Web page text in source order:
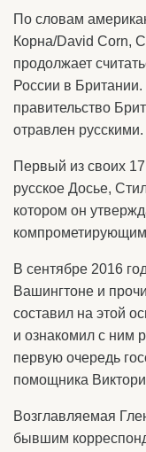
По словам
Корна/David Corn,
продолжает
России в
правительство
отравлен русскими.
Первый из своих
русское Досье,
котором он
В сентябре 2016
Вашингтоне и
составил на этой
и ознакомил с ним
первую очередь
помощника
Возглавляемая
бывшим